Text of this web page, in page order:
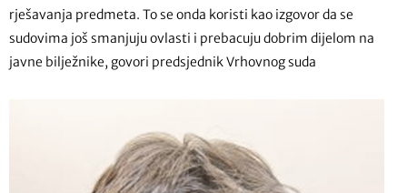
rješavanja predmeta. To se onda koristi kao izgovor da se
sudovima još smanjuju ovlasti i prebacuju dobrim dijelom na
javne bilježnike, govori predsjednik Vrhovnog suda